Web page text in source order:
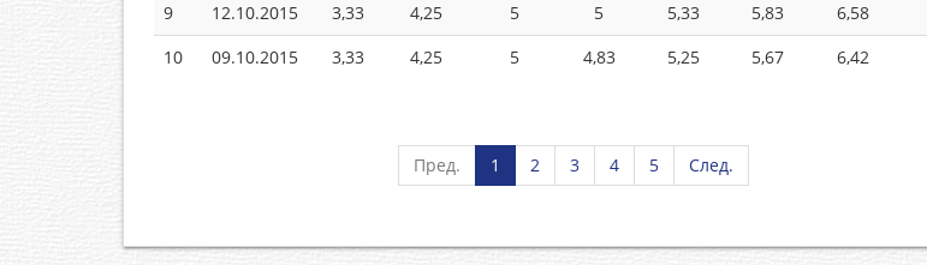
9
12.10.2015 3,33 4,25 5 5 5,33 5,83 6,58
10
09.10.2015 3,33 4,25 5 4,83 5,25 5,67 6,42
Пред. 1 2 3 4 5 След.